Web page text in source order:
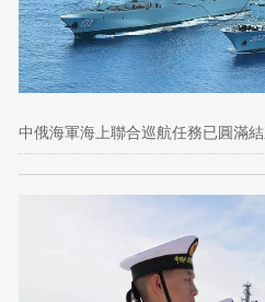
中俄海軍海上聯合巡航任務已圓滿結